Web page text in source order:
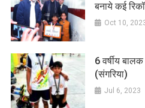
बनाये कई
Oct 10,
6 वर्षीय
(संगरिया)
Jul 6, 2023